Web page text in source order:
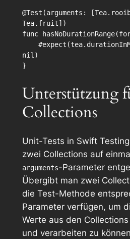
@Test(arguments:
Tea.fruit])
func
nil)
}
Unterstützung
Collections
Unit-Tests in Swift
zwei Collections auf
arguments-Parameter
Übergibt man zwei
die Test-Methode
Parameter verfügen, um
Werte aus den
und verarbeiten zu